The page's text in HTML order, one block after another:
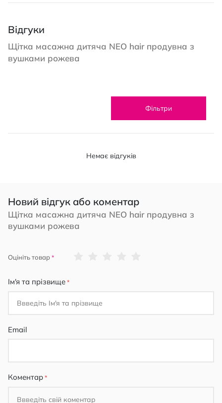
Відгуки
Щітка масажна дитяча NEO hair продувна з
вушками рожева
Фільтри
Немає відгуків
Новий відгук або коментар
Щітка масажна дитяча NEO hair продувна з
вушками рожева
Оцініть товар
Ім'я та прізвище
Email
Коментар